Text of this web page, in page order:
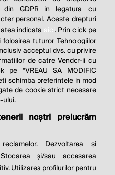
OF
INCREASE ITS
drepturile rezervate.
de1616.ro
Politica de
Setări cookies
GDPR in legatura cu
personal. Aceste drepturi
indicata aici. Prin click pe
folosirea tuturor Tehnologiilor
acceptul dvs. cu privire
de catre Vendor-ii cu
pe “VREAU SA MODIFIC
schimba preferintele in mod
de cookie strict necesare
ului.
noștri prelucrăm
Dezvoltarea și
și/sau accesarea
Utilizarea profilurilor pentru